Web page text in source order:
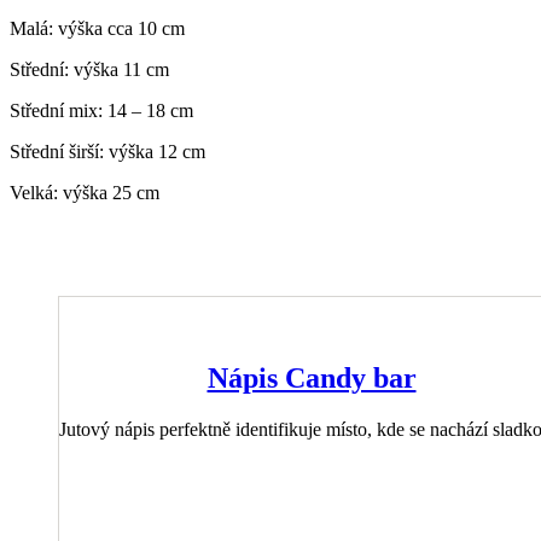
Malá: výška cca 10 cm
Střední: výška 11 cm
Střední mix: 14 – 18 cm
Střední širší: výška 12 cm
Velká: výška 25 cm
Nápis Candy bar
Jutový nápis perfektně identifikuje místo, kde se nachází